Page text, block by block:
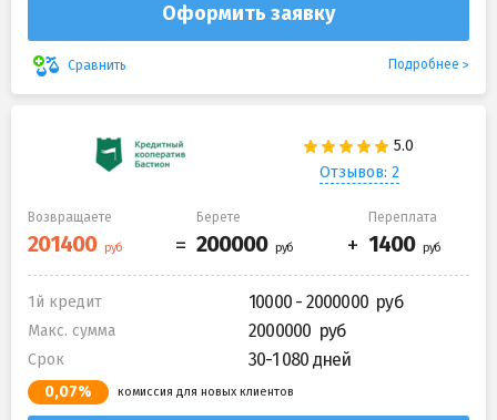
Оформить заявку
Сравнить Подробнее
Отзывов: 2
Возвращаете Берете Переплата
1й кредит 10000 - 2000000
Макс. сумма 2000000
Срок 30-1 080 дней
0,07% комиссия для новых клиентов